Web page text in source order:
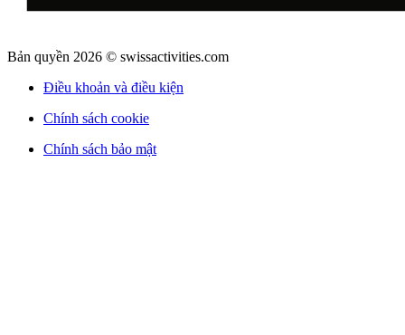
Bản quyền 2026 © swissactivities.com
Điều khoản và điều kiện
Chính sách cookie
Chính sách bảo mật